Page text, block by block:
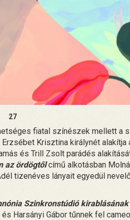
27
fiatal színészek mellett a
Krisztina királynét alakítja
és Trill Zsolt parádés
az ördögtőlcímű alkotásban
tizenéves lányait egyedül
Szinkronstúdió
Harsányi Gábor tűnnek fel